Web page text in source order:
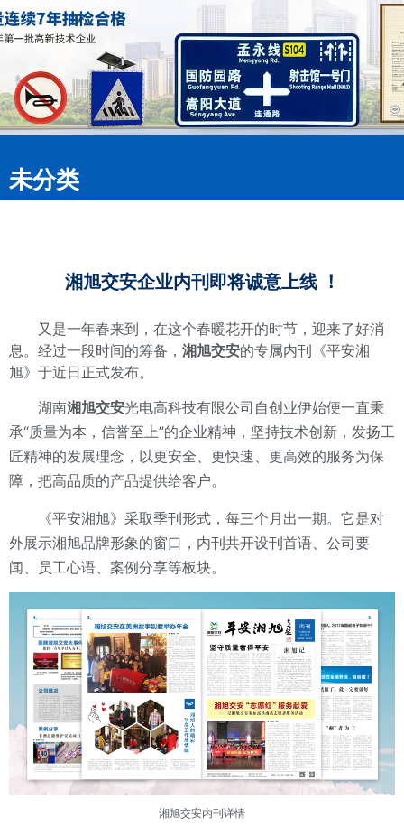
未分类
湘旭交安企业内刊即将诚意上线 ！
又是一年春来到，在这个春暖花开的时节，迎来了好消
息。经过一段时间的筹备， 湘旭交安的专属内刊《平安湘
旭》于近日正式发布。
湖南湘旭交安光电高科技有限公司自创业伊始便一直秉
承“质量为本，信誉至上”的企业精神，坚持技术创新，发扬工
匠精神的发展理念，以更安全、更快速、更高效的服务为保
障，把高品质的产品提供给客户。
《平安湘旭》采取季刊形式，每三个月出一期。它是对
外展示湘旭品牌形象的窗口，内刊共开设刊首语、公司要
闻、员工心语、案例分享等板块。
湘旭交安内刊详情